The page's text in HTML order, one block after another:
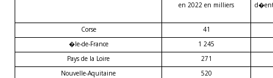
en 2022 en milliers
Corse
41
�le-de-France
1 245
Pays de la Loire
271
Nouvelle-Aquitaine
520